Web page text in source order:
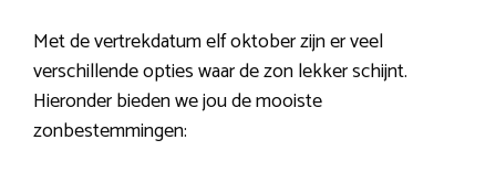
Met de vertrekdatum elf oktober zijn er veel
verschillende opties waar de zon lekker schijnt.
Hieronder bieden we jou de mooiste
zonbestemmingen: